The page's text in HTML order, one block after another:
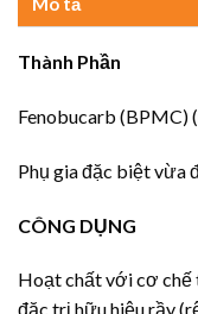
Thành Phần
Fenobucarb (BPMC)
Phụ gia đặc biệt vừa
CÔNG DỤNG
Hoạt chất với cơ chế
đặc trị hữu hiệu rầy